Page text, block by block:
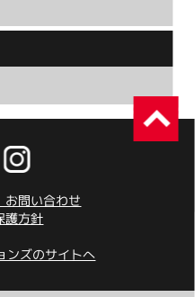
お問い合わせ
護方針
ンズのサイトへ